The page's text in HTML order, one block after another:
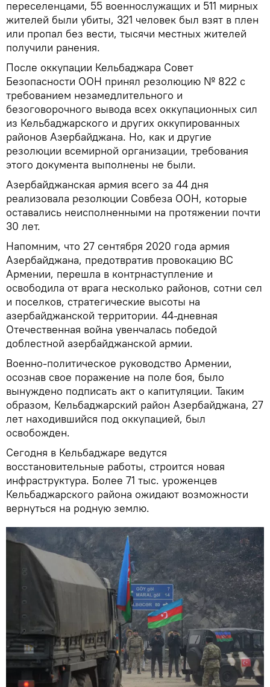
переселенцами, 55 военнослужащих и 511 мирных
жителей были убиты, 321 человек был взят в плен
или пропал без вести, тысячи местных жителей
получили ранения.
После оккупации Кельбаджара Совет
Безопасности ООН принял резолюцию № 822 с
требованием незамедлительного и
безоговорочного вывода всех оккупационных сил
из Кельбаджарского и других оккупированных
районов Азербайджана. Но, как и другие
резолюции всемирной организации, требования
этого документа выполнены не были.
Азербайджанская армия всего за 44 дня
реализовала резолюции Совбеза ООН, которые
оставались неисполненными на протяжении почти
30 лет.
Напомним, что 27 сентября 2020 года армия
Азербайджана, предотвратив провокацию ВС
Армении, перешла в контрнаступление и
освободила от врага несколько районов, сотни сел
и поселков, стратегические высоты на
азербайджанской территории. 44-дневная
Отечественная война увенчалась победой
доблестной азербайджанской армии.
Военно-политическое руководство Армении,
осознав свое поражение на поле боя, было
вынуждено подписать акт о капитуляции. Таким
образом, Кельбаджарский район Азербайджана, 27
лет находившийся под оккупацией, был
освобожден.
Сегодня в Кельбаджаре ведутся
восстановительные работы, строится новая
инфраструктура. Более 71 тыс. уроженцев
Кельбаджарского района ожидают возможности
вернуться на родную землю.